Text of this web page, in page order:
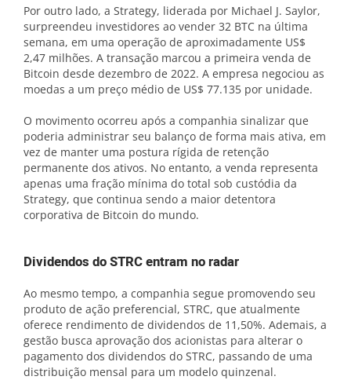
Por outro lado, a Strategy, liderada por Michael J. Saylor,
surpreendeu investidores ao vender 32 BTC na última
semana, em uma operação de aproximadamente US$
2,47 milhões. A transação marcou a primeira venda de
Bitcoin desde dezembro de 2022. A empresa negociou as
moedas a um preço médio de US$ 77.135 por unidade.
O movimento ocorreu após a companhia sinalizar que
poderia administrar seu balanço de forma mais ativa, em
vez de manter uma postura rígida de retenção
permanente dos ativos. No entanto, a venda representa
apenas uma fração mínima do total sob custódia da
Strategy, que continua sendo a maior detentora
corporativa de Bitcoin do mundo.
Dividendos do STRC entram no radar
Ao mesmo tempo, a companhia segue promovendo seu
produto de ação preferencial, STRC, que atualmente
oferece rendimento de dividendos de 11,50%. Ademais, a
gestão busca aprovação dos acionistas para alterar o
pagamento dos dividendos do STRC, passando de uma
distribuição mensal para um modelo quinzenal.